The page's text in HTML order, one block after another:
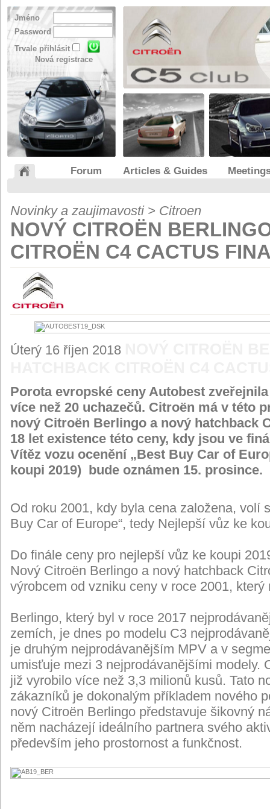
Jméno
Password
Trvale přihlásit
Nová registrace
Forum Articles & Guides
Novinky a zaujimavosti > Citroen
NOVÝ CITROËN
CITROËN C4 CACTUS
Úterý 16 říjen 2018
Porota evropské ceny Autobest
více než 20 uchazečů. Citroën má v této
nový Citroën Berlingo a nový hatchback
18 let existence této ceny, kdy jsou ve
Vítěz vozu ocenění „Best Buy Car of
koupi 2019) bude oznámen 15. prosince.
Od roku 2001, kdy byla cena založena, volí
Buy Car of Europe“, tedy Nejlepší vůz ke
Do finále ceny pro nejlepší vůz ke koupi
Nový Citroën Berlingo a nový hatchback
výrobcem od vzniku ceny v roce 2001,
Berlingo, který byl v roce 2017
zemích, je dnes po modelu C3
je druhým nejprodávanějším MPV a v
umisťuje mezi 3 nejprodávanějšími modely.
již vyrobilo více než 3,3 milionů kusů. Tato
zákazníků je dokonalým příkladem nového
nový Citroën Berlingo představuje šikovný
něm nacházejí ideálního partnera svého
především jeho prostornost a funkčnost.